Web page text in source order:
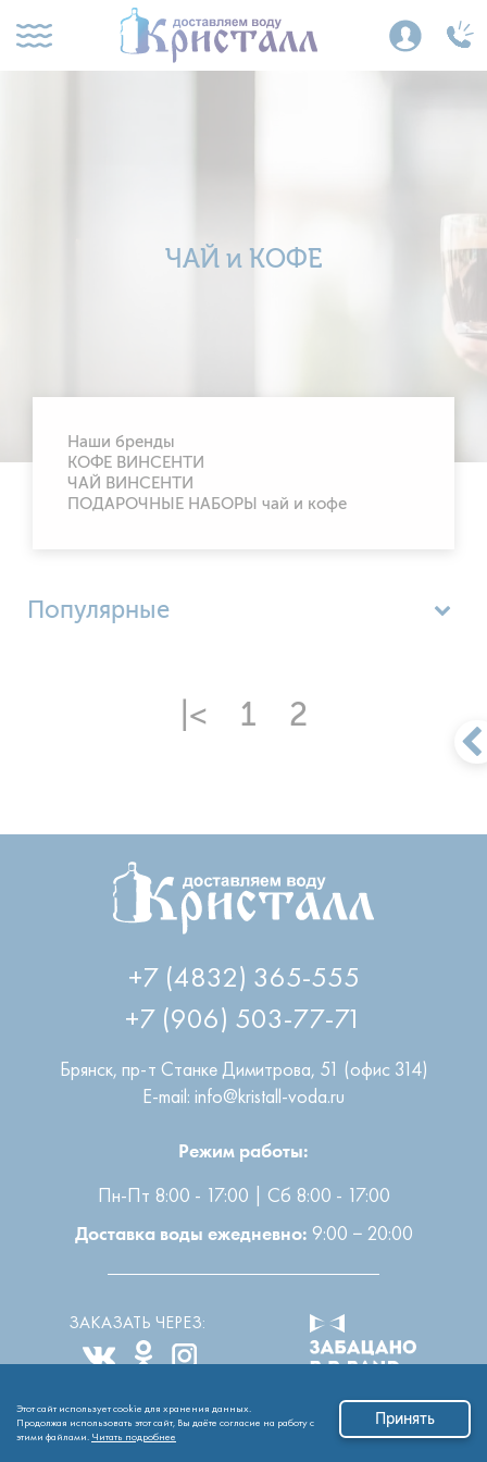
ЧАЙ и КОФЕ
Наши бренды
КОФЕ ВИНСЕНТИ
ЧАЙ ВИНСЕНТИ
ПОДАРОЧНЫЕ НАБОРЫ чай и кофе
Популярные
Цена по убыванию
|< 1 2
+7 (4832) 365-555
+7 (906) 503-77-71
Брянск
пр-т Станке Димитрова, 51 (офис 314)
E-mail: info@kristall-voda.ru
Режим работы:
Пн-Пт 8:00 - 17:00 | Сб 8:00 - 17:00
Доставка воды ежедневно: 9:00 − 20:00
ЗАКАЗАТЬ ЧЕРЕЗ:
Все права защищены2004-2026 © ООО “Кристалл”
Обработка персональных данных
Этот сайт использует cookie для хранения данных.
Продолжая использовать этот сайт, Вы даёте согласие на работу с
этими файлами.
Читать подробнее
Принять